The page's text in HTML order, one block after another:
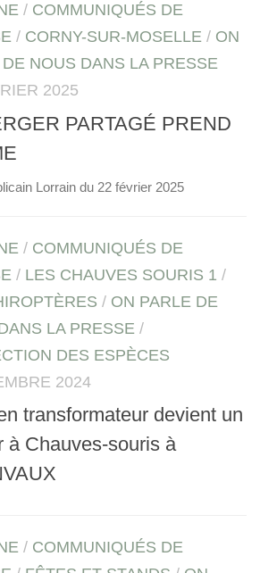
/ COMMUNIQUÉS DE
/ CORNY-SUR-MOSELLE / ON
NOUS DANS LA PRESSE
2025
PARTAGÉ PREND
Lorrain du 22 février 2025
/ COMMUNIQUÉS DE
/ LES CHAUVES SOURIS 1 /
/ ON PARLE DE
LA PRESSE /
DES ESPÈCES
2024
transformateur devient un
à Chauves-souris à
/ COMMUNIQUÉS DE